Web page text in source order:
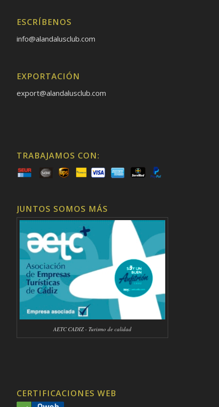
ESCRÍBENOS
info@alandalusclub.com
EXPORTACIÓN
export@alandalusclub.com
TRABAJAMOS CON:
JUNTOS SOMOS MÁS
AETC CADIZ - Turismo de calidad
CERTIFICACIONES WEB